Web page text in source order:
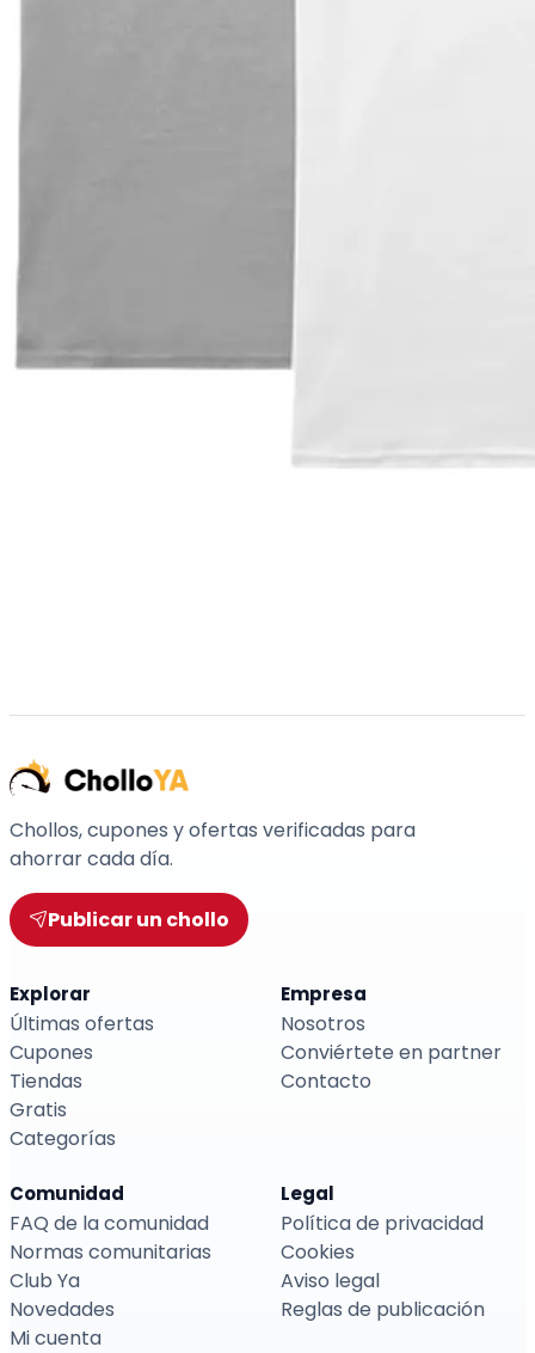
Chollos, cupones y ofertas verificadas para
ahorrar cada día.
Publicar un chollo
Explorar
Últimas ofertas
Cupones
Tiendas
Gratis
Categorías
Empresa
Nosotros
Conviértete en partner
Contacto
Comunidad
FAQ de la comunidad
Normas comunitarias
Club Ya
Novedades
Mi cuenta
Legal
Política de privacidad
Cookies
Aviso legal
Reglas de publicación